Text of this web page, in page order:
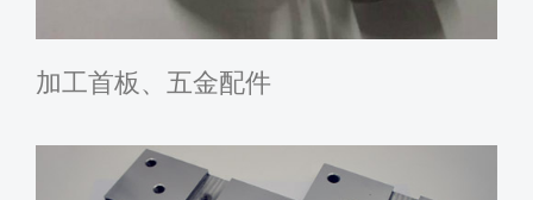
加工首板、五金配件